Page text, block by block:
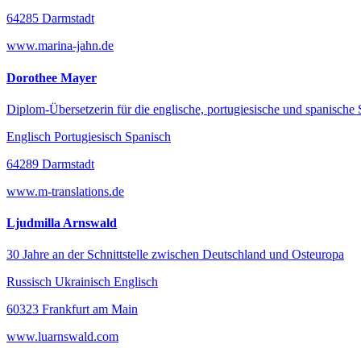
64285 Darmstadt
www.marina-jahn.de
Dorothee Mayer
Diplom-Übersetzerin für die englische, portugiesische und spanische
Englisch Portugiesisch Spanisch
64289 Darmstadt
www.m-translations.de
Ljudmilla Arnswald
30 Jahre an der Schnittstelle zwischen Deutschland und Osteuropa
Russisch Ukrainisch Englisch
60323 Frankfurt am Main
www.luarnswald.com